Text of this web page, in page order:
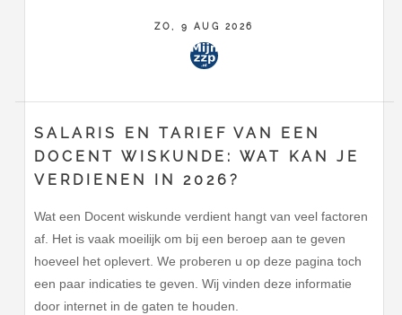
ZO, 9 AUG 2026
SALARIS EN TARIEF VAN EEN
DOCENT WISKUNDE: WAT KAN JE
VERDIENEN IN 2026?
Wat een Docent wiskunde verdient hangt van veel factoren
af. Het is vaak moeilijk om bij een beroep aan te geven
hoeveel het oplevert. We proberen u op deze pagina toch
een paar indicaties te geven. Wij vinden deze informatie
door internet in de gaten te houden.